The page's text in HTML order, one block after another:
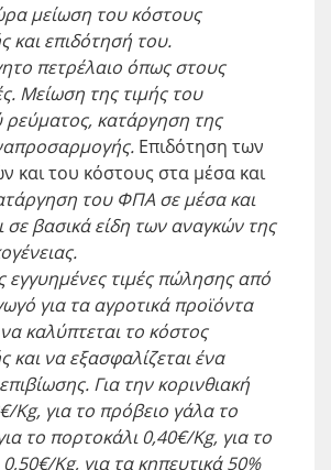
μείωση του κόστους
και επιδότησή του.
πετρέλαιο όπως στους
Μείωση της τιμής του
ρεύματος, κατάργηση της
Επιδότηση των
και του κόστους στα μέσα και
του ΦΠΑ σε μέσα και
σε βασικά είδη των αναγκών της
εγγυημένες τιμές πώλησης από
για τα αγροτικά προϊόντα
καλύπτεται το κόστος
και να εξασφαλίζεται ένα
Για την κορινθιακή
Kg, για το πρόβειο γάλα το
το πορτοκάλι 0,40€/Kg, για το
0,50€/Kg, για τα κηπευτικά 50%